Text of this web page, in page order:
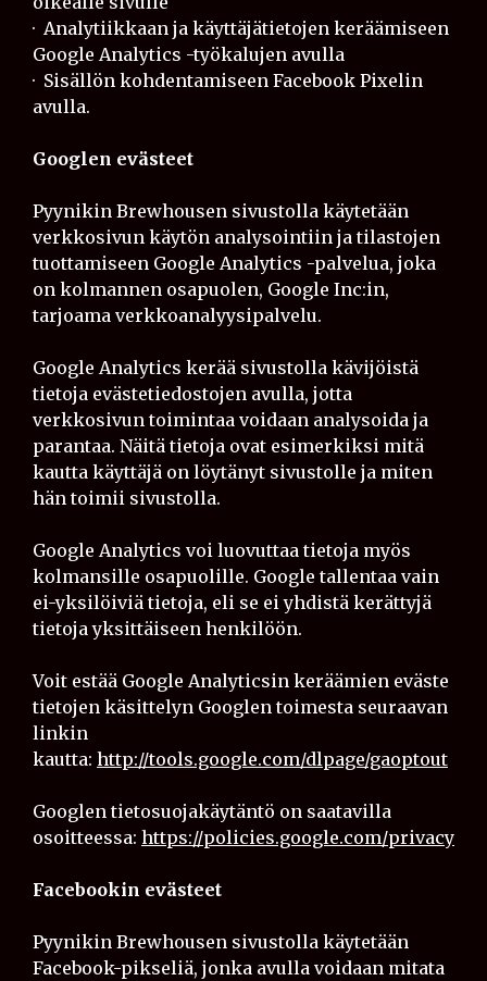
· Analytiikkaan ja käyttäjätietojen keräämiseen
Google Analytics -työkalujen avulla
· Sisällön kohdentamiseen Facebook Pixelin
avulla.
Googlen evästeet
Pyynikin Brewhousen sivustolla käytetään
verkkosivun käytön analysointiin ja tilastojen
tuottamiseen Google Analytics -palvelua, joka
on kolmannen osapuolen, Google Inc:in,
tarjoama verkkoanalyysipalvelu.
Google Analytics kerää sivustolla kävijöistä
tietoja evästetiedostojen avulla, jotta
verkkosivun toimintaa voidaan analysoida ja
parantaa. Näitä tietoja ovat esimerkiksi mitä
kautta käyttäjä on löytänyt sivustolle ja miten
hän toimii sivustolla.
Google Analytics voi luovuttaa tietoja myös
kolmansille osapuolille. Google tallentaa vain
ei-yksilöiviä tietoja, eli se ei yhdistä kerättyjä
tietoja yksittäiseen henkilöön.
Voit estää Google Analyticsin keräämien eväste
tietojen käsittelyn Googlen toimesta seuraavan
linkin
kautta: http://tools.google.com/dlpage/gaoptout
Googlen tietosuojakäytäntö on saatavilla
osoitteessa: https://policies.google.com/privacy
Facebookin evästeet
Pyynikin Brewhousen sivustolla käytetään
Facebook-pikseliä, jonka avulla voidaan mitata